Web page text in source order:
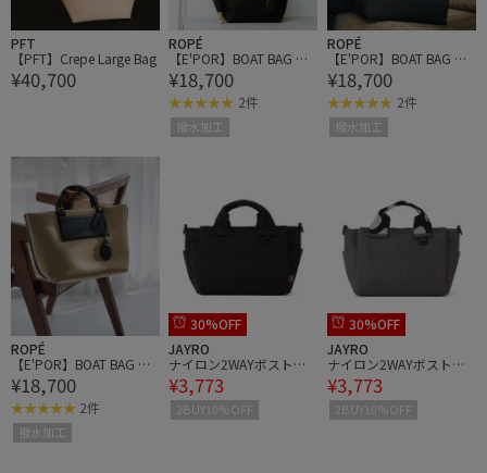
PFT
【PFT】Crepe Large Bag
¥40,700
ROPÉ
【E'POR】BOAT BAG Me
dium/撥水・軽量・26A
W
¥18,700
2件
撥水加工
ROPÉ
【E'POR】BOAT BAG Me
dium/撥水・軽量・26A
W
¥18,700
2件
撥水加工
ROPÉ
【E'POR】BOAT BAG Me
dium/撥水・軽量・26A
W
¥18,700
2件
撥水加工
30%OFF
JAYRO
ナイロン2WAYボストン
バッグ
¥3,773
2BUY10%OFF
30%OFF
JAYRO
ナイロン2WAYボストン
バッグ
¥3,773
2BUY10%OFF